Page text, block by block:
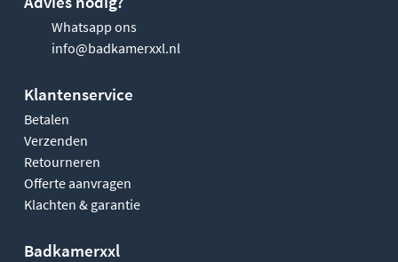
Whatsapp ons
info@badkamerxxl.nl
Klantenservice
Betalen
Verzenden
Retourneren
Offerte aanvragen
Klachten & garantie
Badkamerxxl